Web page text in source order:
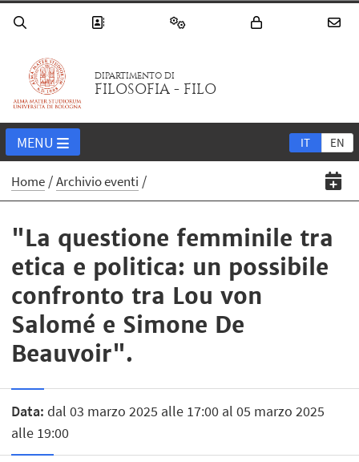
DIPARTIMENTO DI
FILOSOFIA - FILO
IT EN
MENU
Home Archivio eventi
"La questione femminile tra
etica e politica: un possibile
confronto tra Lou von
Salomé e Simone De
Beauvoir".
Data: dal 03 marzo 2025 alle 17:00 al 05 marzo 2025
alle 19:00